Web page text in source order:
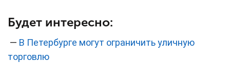
Будет интересно:
— В Петербурге могут ограничить уличную
торговлю